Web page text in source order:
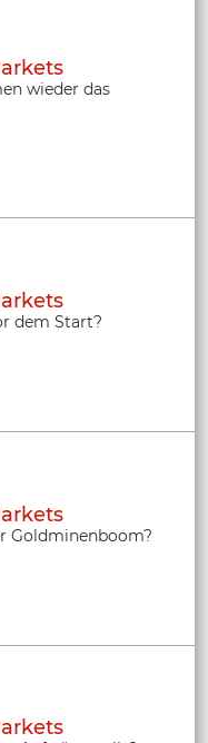
wieder das
dem Start?
Goldminenboom?